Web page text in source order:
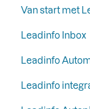
Start je
Voeg
Leadinfo
Manieren
Van start met
Stap 1: Voeg
Stap 2:
Stap 3:
Leadinfo Inbox
Labels
Inbox
Leadinfo
Triggers
Leadinfo